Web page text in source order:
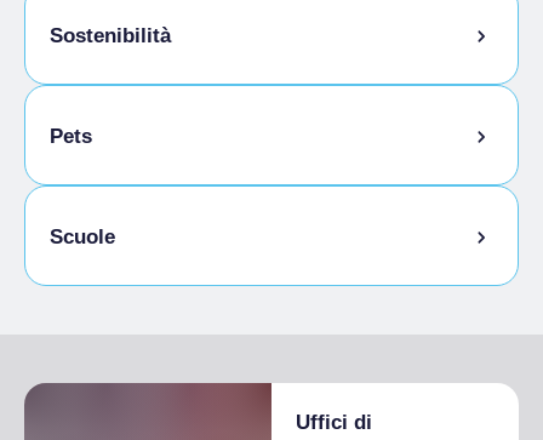
Sostenibilità
Locale ricovero bici
Pets
Animali ammessi al guinzaglio
Scuole
Uffici di